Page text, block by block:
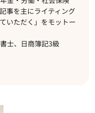
事を主にライティング
いただく」をモットー
士、日商簿記3級